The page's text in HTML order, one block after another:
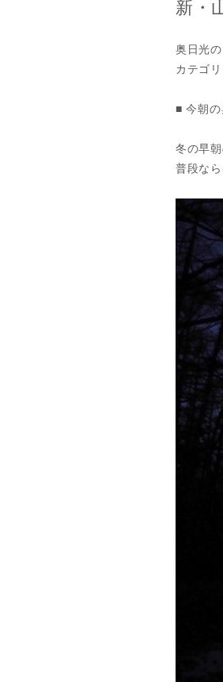
新・
奥日光
カテゴ
■ 今朝
冬の早
普段な